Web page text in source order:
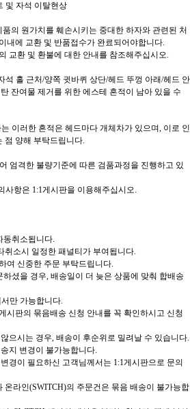
및 자석 이탈현상
의 원가치를 훼손시키는 중대한 하자와 관련된 처
내에 교환 및 반품접수가 완료되어야합니다.
교환 및 환불에 대한 안내를 참조해주십시오.
석 홀 근처/양쪽 귓바퀴 상단/헤드 뚜껑 아래/헤드 안
잔여물 제거를 위한 에스테 흔적이 남아 있을 수
이러한 흔적은 헤드마다 개체차가 있으며, 이로 인
점 양해 부탁드립니다.
엄격한 불량기준에 따른 검품과정을 진행하고 있
사항은 1:1게시판을 이용해주십시오.
동취소됩니다.
취소시 일정한 패널티가 부여됩니다.
여 신중한 주문 부탁드립니다.
하셨을 경우, 배송일이 더 늦은 상품에 맞춰 합배송
만 가능합니다.
시판의 묶음배송 신청 안내를 꼭 확인하시고 신청
으시는 경우, 배송이 후순위로 밀려날 수 있습니다.
지 변경이 불가능합니다.
경이 필요하신 고객님께서는 1:1게시판으로 문의
온라인(SWITCH)의 주문건은 묶음 배송이 불가능합